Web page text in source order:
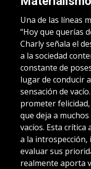
Una de las líneas
“Hoy que querías
Charly señala el
a la sociedad
constante de
lugar de conducir
sensación de
prometer
que deja a
vacíos. Esta crítica
a la introspección,
evaluar sus
realmente aporta